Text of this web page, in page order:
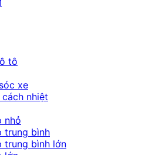
tô
xe
nhiệt
nhỏ
trung bình
trung bình lớn